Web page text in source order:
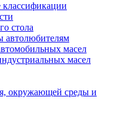
стола
автолюбителям
масел
масел
окружающей среды и